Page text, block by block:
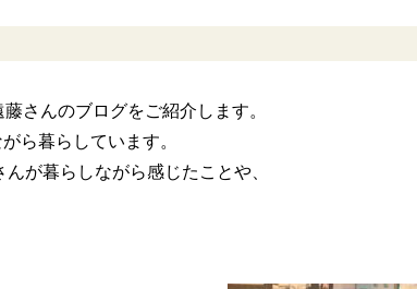
さんのブログをご紹介します。
ら暮らしています。
が暮らしながら感じたことや、